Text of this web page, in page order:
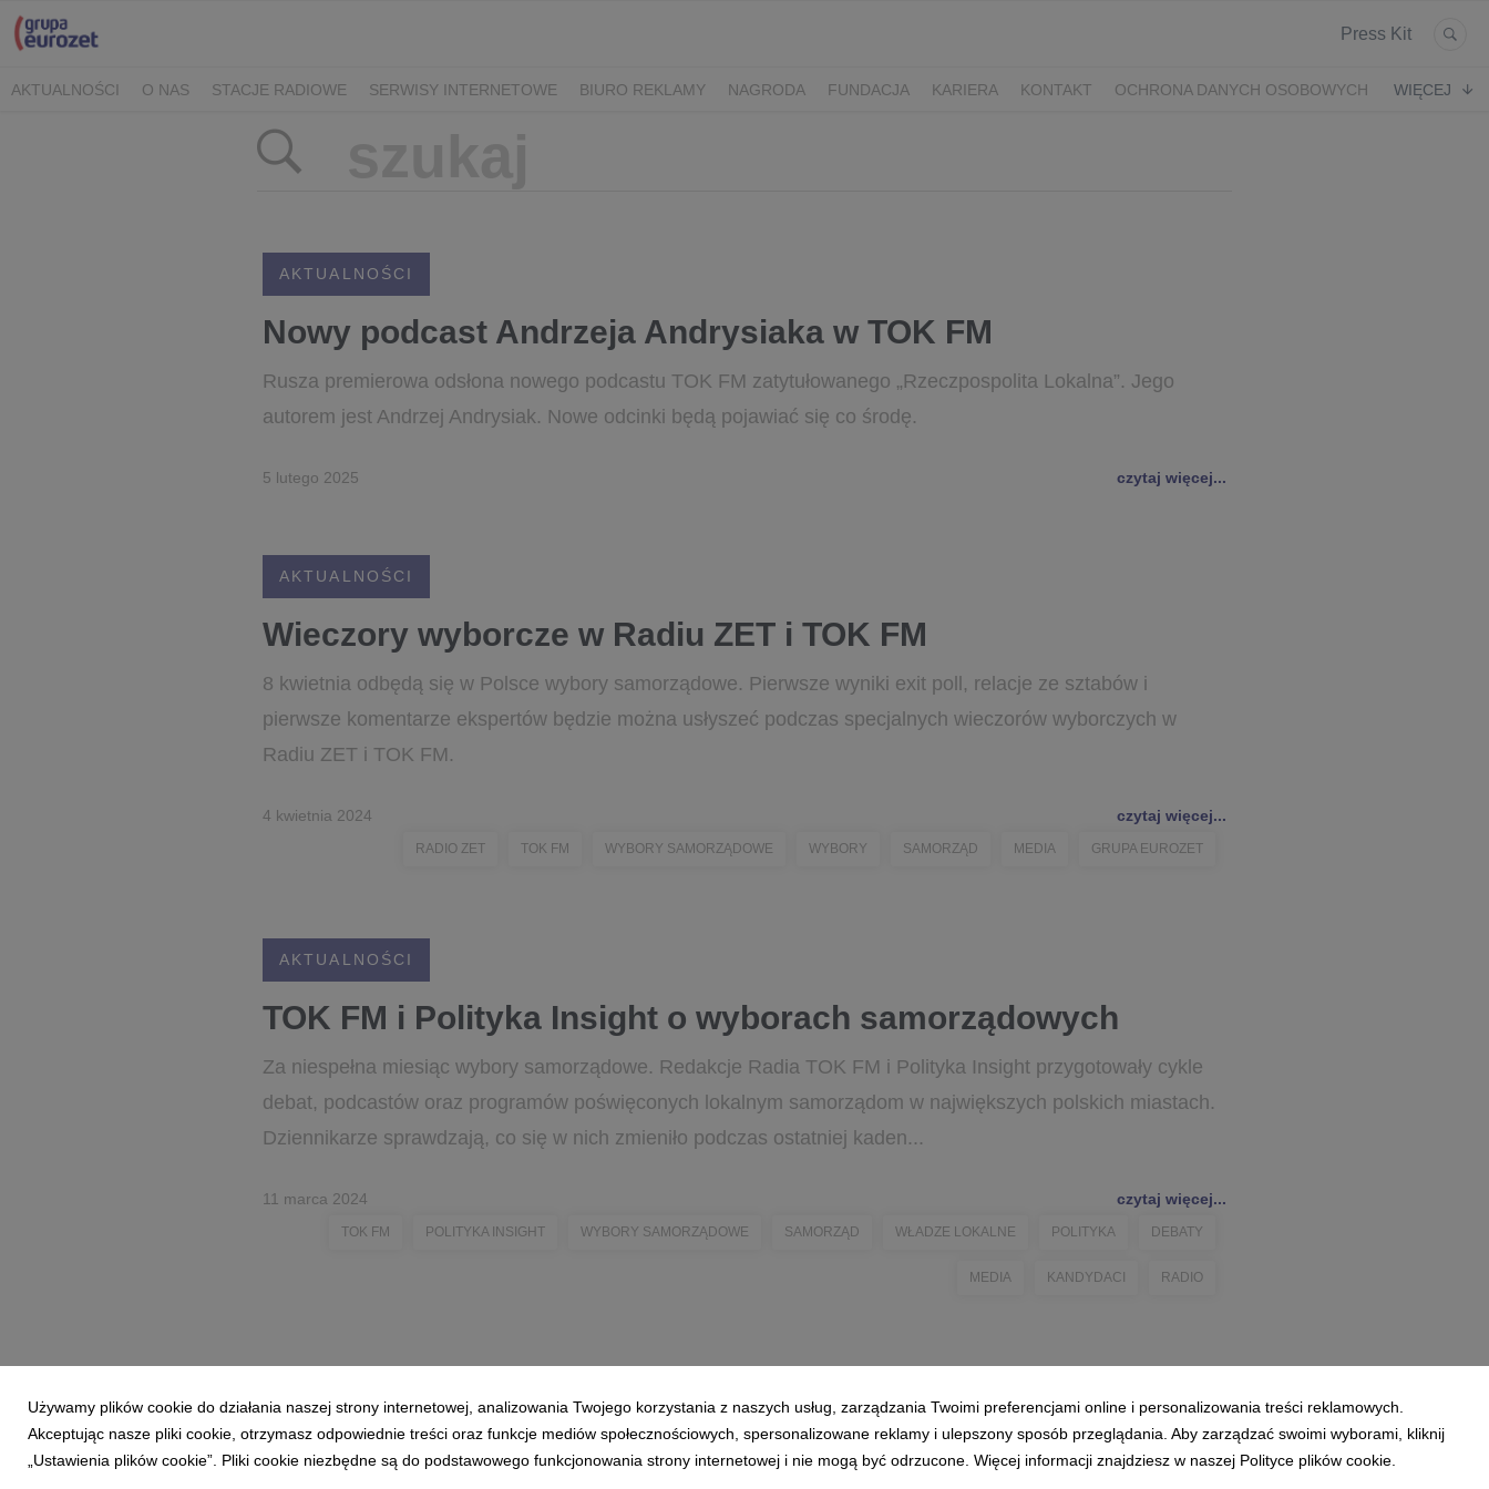
Press Kit
AKTUALNOŚCI O NAS STACJE RADIOWE SERWISY INTERNETOWE BIURO REKLAMY NAGRODA FUNDACJA KARIERA KONTAKT
OCHRONA DANYCH OSOBOWYCH
WIĘCEJ
AKTUALNOŚCI
Nowy podcast Andrzeja Andrysiaka w TOK FM
Rusza premierowa odsłona nowego podcastu TOK FM zatytułowanego „Rzeczpospolita Lokalna”. Jego
autorem jest Andrzej Andrysiak. Nowe odcinki będą pojawiać się co środę.
5 lutego 2025 czytaj więcej...
AKTUALNOŚCI
Wieczory wyborcze w Radiu ZET i TOK FM
8 kwietnia odbędą się w Polsce wybory samorządowe. Pierwsze wyniki exit poll, relacje ze sztabów i
pierwsze komentarze ekspertów będzie można usłyszeć podczas specjalnych wieczorów wyborczych w
Radiu ZET i TOK FM.
4 kwietnia 2024 czytaj więcej...
RADIO ZET TOK FM WYBORY SAMORZĄDOWE WYBORY SAMORZĄD MEDIA GRUPA EUROZET
AKTUALNOŚCI
TOK FM i Polityka Insight o wyborach samorządowych
Za niespełna miesiąc wybory samorządowe. Redakcje Radia TOK FM i Polityka Insight przygotowały cykle
debat, podcastów oraz programów poświęconych lokalnym samorządom w największych polskich miastach.
Dziennikarze sprawdzają, co się w nich zmieniło podczas ostatniej kaden...
11 marca 2024 czytaj więcej...
TOK FM POLITYKA INSIGHT WYBORY SAMORZĄDOWE SAMORZĄD WŁADZE LOKALNE POLITYKA DEBATY
MEDIA KANDYDACI RADIO
Używamy plików cookie do działania naszej strony internetowej, analizowania Twojego korzystania z naszych usług, zarządzania Twoimi preferencjami online i personalizowania treści reklamowych.
Akceptując nasze pliki cookie, otrzymasz odpowiednie treści oraz funkcje mediów społecznościowych, spersonalizowane reklamy i ulepszony sposób przeglądania. Aby zarządzać swoimi wyborami, kliknij
„Ustawienia plików cookie”. Pliki cookie niezbędne są do podstawowego funkcjonowania strony internetowej i nie mogą być odrzucone. Więcej informacji znajdziesz w naszej Polityce plików cookie.